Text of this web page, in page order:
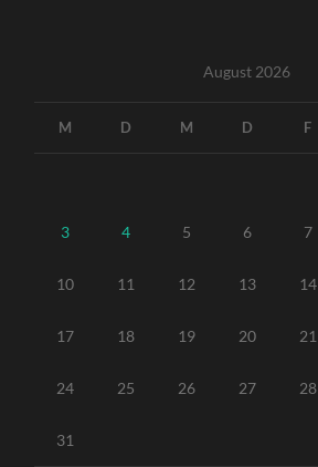
August 2026
M D M D F
3 4 5 6 7
10 11 12 13 14
17 18 19 20 21
24 25 26 27 28
31